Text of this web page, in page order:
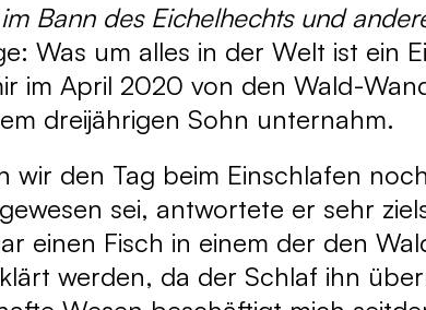
im Bann des Eichelhechts und
Was um alles in der Welt ist ein
im April 2020 von den Wald-
dreijährigen Sohn unternahm.
wir den Tag beim Einschlafen
sei, antwortete er sehr
einen Fisch in einem der den
werden, da der Schlaf ihn